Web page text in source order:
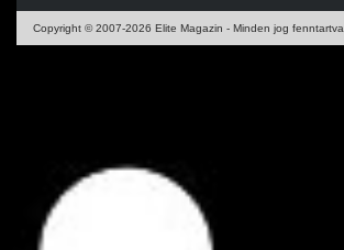
Copyright © 2007-2026 Elite Magazin - Minden jog fenntartva.